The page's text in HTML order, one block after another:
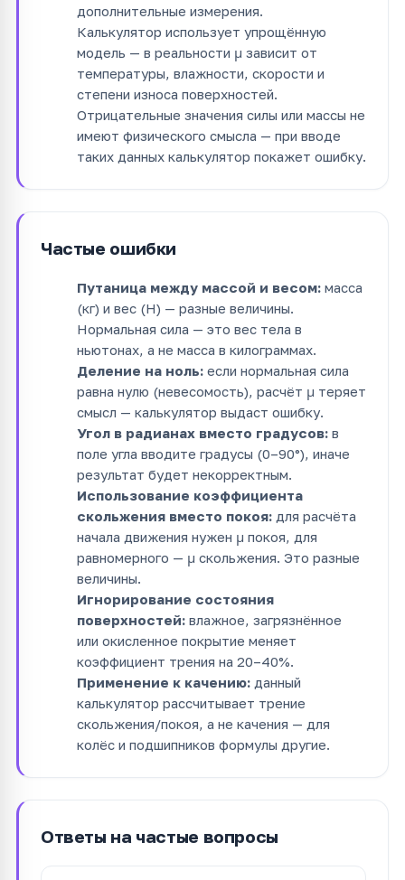
дополнительные измерения.
Калькулятор использует упрощённую
модель — в реальности μ зависит от
температуры, влажности, скорости и
степени износа поверхностей.
Отрицательные значения силы или массы не
имеют физического смысла — при вводе
таких данных калькулятор покажет ошибку.
Частые ошибки
Путаница между массой и весом: масса
(кг) и вес (Н) — разные величины.
Нормальная сила — это вес тела в
ньютонах, а не масса в килограммах.
Деление на ноль: если нормальная сила
равна нулю (невесомость), расчёт μ теряет
смысл — калькулятор выдаст ошибку.
Угол в радианах вместо градусов: в
поле угла вводите градусы (0–90°), иначе
результат будет некорректным.
Использование коэффициента
скольжения вместо покоя: для расчёта
начала движения нужен μ покоя, для
равномерного — μ скольжения. Это разные
величины.
Игнорирование состояния
поверхностей: влажное, загрязнённое
или окисленное покрытие меняет
коэффициент трения на 20–40%.
Применение к качению: данный
калькулятор рассчитывает трение
скольжения/покоя, а не качения — для
колёс и подшипников формулы другие.
Ответы на частые вопросы